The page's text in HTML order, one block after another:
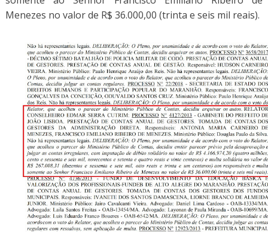
Menezes no valor de R$ 36.000,00 (trinta e seis mil reais).